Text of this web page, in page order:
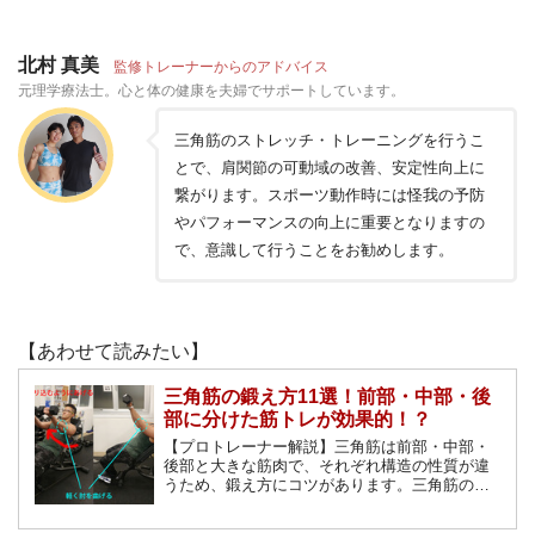
北村 真美 監修トレーナーからのアドバイス
元理学療法士。心と体の健康を夫婦でサポートしています。
三角筋のストレッチ・トレーニングを行うこ
とで、肩関節の可動域の改善、安定性向上に
繋がります。スポーツ動作時には怪我の予防
やパフォーマンスの向上に重要となりますの
で、意識して行うことをお勧めします。
【あわせて読みたい】
三角筋の鍛え方11選！前部・中部・後
部に分けた筋トレが効果的！？
【プロトレーナー解説】三角筋は前部・中部・
後部と大きな筋肉で、それぞれ構造の性質が違
うため、鍛え方にコツがあります。三角筋の構